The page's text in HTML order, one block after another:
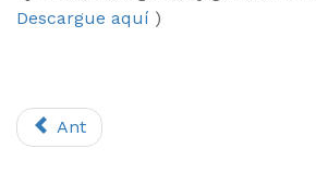
Descargue aquí )
Ant